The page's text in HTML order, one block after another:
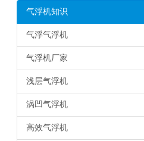
气浮机知识
气浮气浮机
气浮机厂家
浅层气浮机
涡凹气浮机
高效气浮机